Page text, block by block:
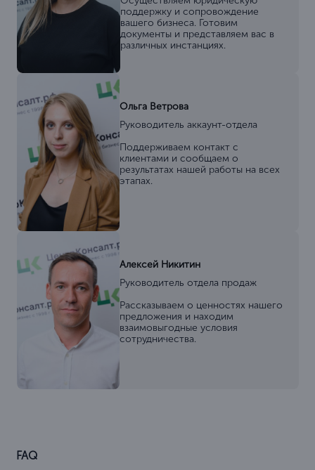
поддержку и сопровождение
вашего бизнеса. Готовим
документы и представляем вас в
различных инстанциях.
Ольга Ветрова
Руководитель аккаунт-отдела
Поддерживаем контакт с
клиентами и сообщаем о
результатах нашей работы на всех
этапах.
Алексей Никитин
Руководитель отдела продаж
Рассказываем о ценностях нашего
предложения и находим
взаимовыгодные условия
сотрудничества.
FAQ